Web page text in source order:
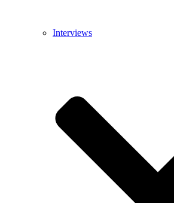
Interviews